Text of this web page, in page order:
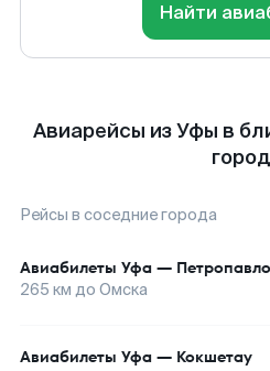
Найти
Авиарейсы из Уфы в
Рейсы в соседние города
Авиабилеты Уфа —
265 км до Омска
Авиабилеты Уфа — Кокшетау